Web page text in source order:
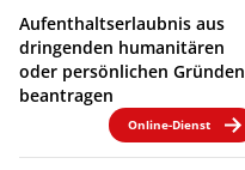
Aufenthaltserlaubnis aus
dringenden humanitären
oder persönlichen Gründen
beantragen
Online-Dienst